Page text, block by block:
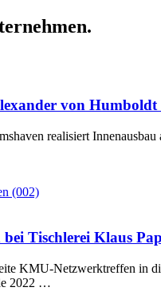
von
realisiert
Tischlerei Klaus
KMU-Netzwerktreffen in
2022 …